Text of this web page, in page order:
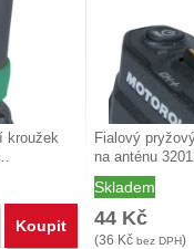
kroužek
Porovnat
Koupit
Fialový
na anténu
Skladem
44 Kč
(36 Kč bez DPH)